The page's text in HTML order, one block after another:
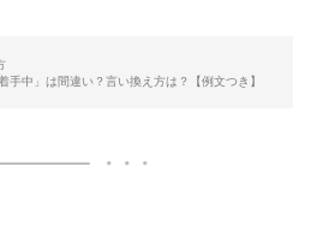
手中」は間違い？言い換え方は？【例文つき】